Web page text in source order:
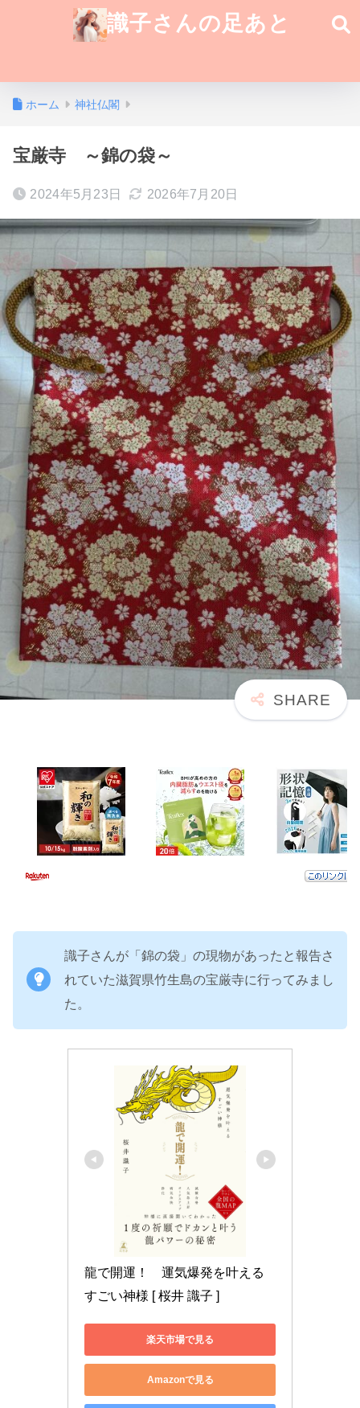
識子さんの足あと
ホーム 神社仏閣
宝厳寺 ～錦の袋～
2024年5月23日 2026年7月20日
識子さんが「錦の袋」の現物があったと報告さ
れていた滋賀県竹生島の宝厳寺に行ってみまし
た。
龍で開運！　運気爆発を叶える
すごい神様 [ 桜井 識子 ]
楽天市場で見る
Amazonで見る